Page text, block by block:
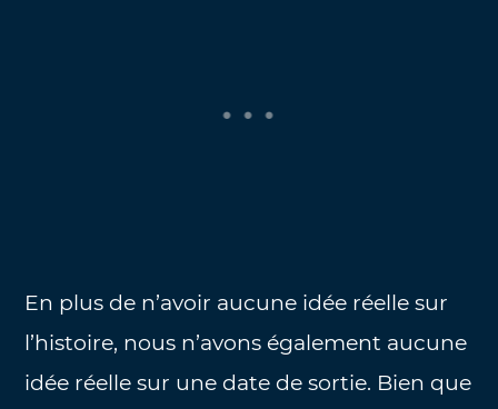
En plus de n’avoir aucune idée réelle sur
l’histoire, nous n’avons également aucune
idée réelle sur une date de sortie. Bien que